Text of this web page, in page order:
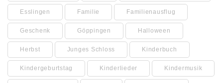
Esslingen Familie Familienausflug
Geschenk Göppingen Halloween
Herbst Junges Schloss Kinderbuch
Kindergeburtstag Kinderlieder Kindermusik